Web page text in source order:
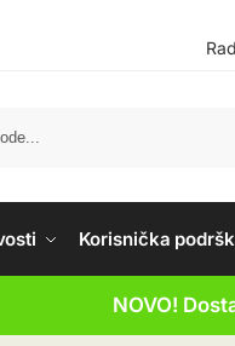
Korisnička
NOVO!